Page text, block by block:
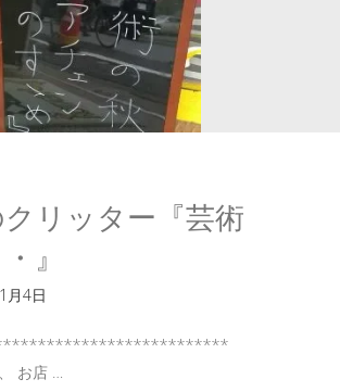
リッター『芸術
』
月4日
お店 …